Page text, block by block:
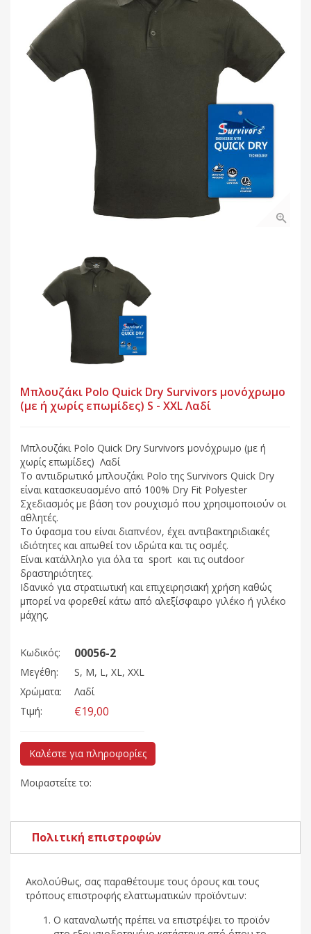
Μπλουζάκι Polo Quick Dry Survivors μονόχρωμο
(με ή χωρίς επωμίδες) S - XXL Λαδί
Μπλουζάκι Polo Quick Dry Survivors μονόχρωμο (με ή
χωρίς επωμίδες) Λαδί
Το αντιιδρωτικό μπλουζάκι Polo της Survivors Quick Dry
είναι κατασκευασμένο από 100% Dry Fit Polyester
Σχεδιασμός με βάση τον ρουχισμό που χρησιμοποιούν οι
αθλητές.
Το ύφασμα του είναι διαπνέον, έχει αντιβακτηριδιακές
ιδιότητες και απωθεί τον ιδρώτα και τις οσμές.
Είναι κατάλληλο για όλα τα sport και τις outdoor
δραστηριότητες.
Ιδανικό για στρατιωτική και επιχειρησιακή χρήση καθώς
μπορεί να φορεθεί κάτω από αλεξίσφαιρο γιλέκο ή γιλέκο
μάχης.
Κωδικός: 00056-2
Μεγέθη:
S, M, L, XL, XXL
Χρώματα:
Λαδί
Τιμή:
€19,00
Καλέστε για πληροφορίες
Μοιραστείτε το:
Πολιτική επιστροφών
Ακολούθως, σας παραθέτουμε τους όρους και τους
τρόπους επιστροφής ελαττωματικών προϊόντων:
Ο καταναλωτής πρέπει να επιστρέψει το προϊόν